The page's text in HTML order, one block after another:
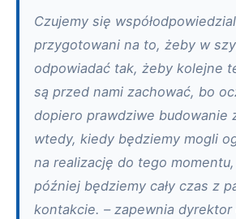
Czujemy się
przygotowani na to, żeby w
odpowiadać tak, żeby kolejne
są przed nami zachować, bo
dopiero prawdziwe budowanie
wtedy, kiedy będziemy mogli
na realizację do tego
później będziemy cały czas z
kontakcie. – zapewnia dyrektor